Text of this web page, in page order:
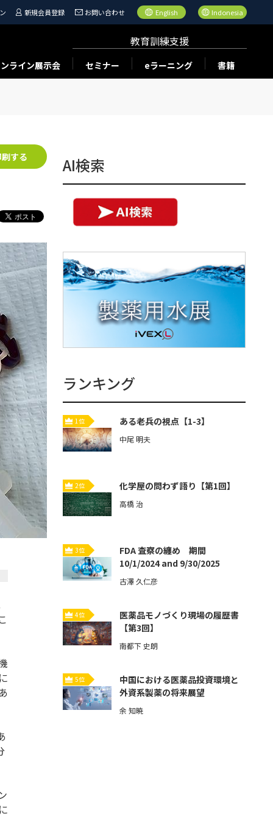
新規会員登録 お問い合わせ English Indonesia
ライン展示会
教育訓練支援
セミナー eラーニング 書籍
する AI検索
ランキング
1位 ある老兵の視点【1-3】
中尾 明夫
2位 化学屋の問わず語り【第1回】
高橋 治
3位
FDA 査察の纏め 期間
10/1/2024 and 9/30/2025
古澤 久仁彦
4位
医薬品モノづくり現場の履歴書
【第3回】
南都下 史朗
5位
中国における医薬品投資環境と
外資系製薬の将来展望
余 知暁